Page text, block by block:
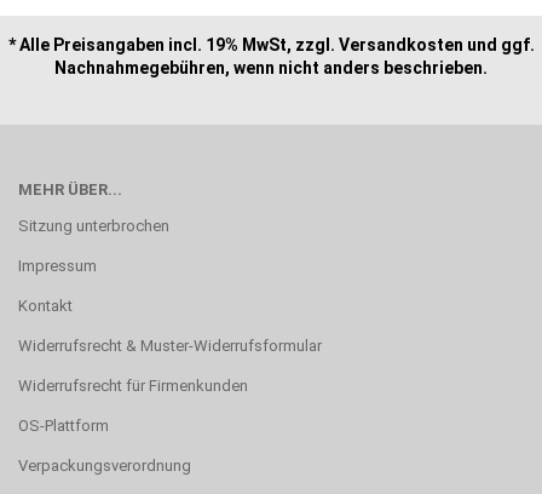
* Alle Preisangaben incl. 19% MwSt, zzgl. Versandkosten und ggf.
Nachnahmegebühren, wenn nicht anders beschrieben.
MEHR ÜBER...
Sitzung unterbrochen
Impressum
Kontakt
Widerrufsrecht & Muster-Widerrufsformular
Widerrufsrecht für Firmenkunden
OS-Plattform
Verpackungsverordnung